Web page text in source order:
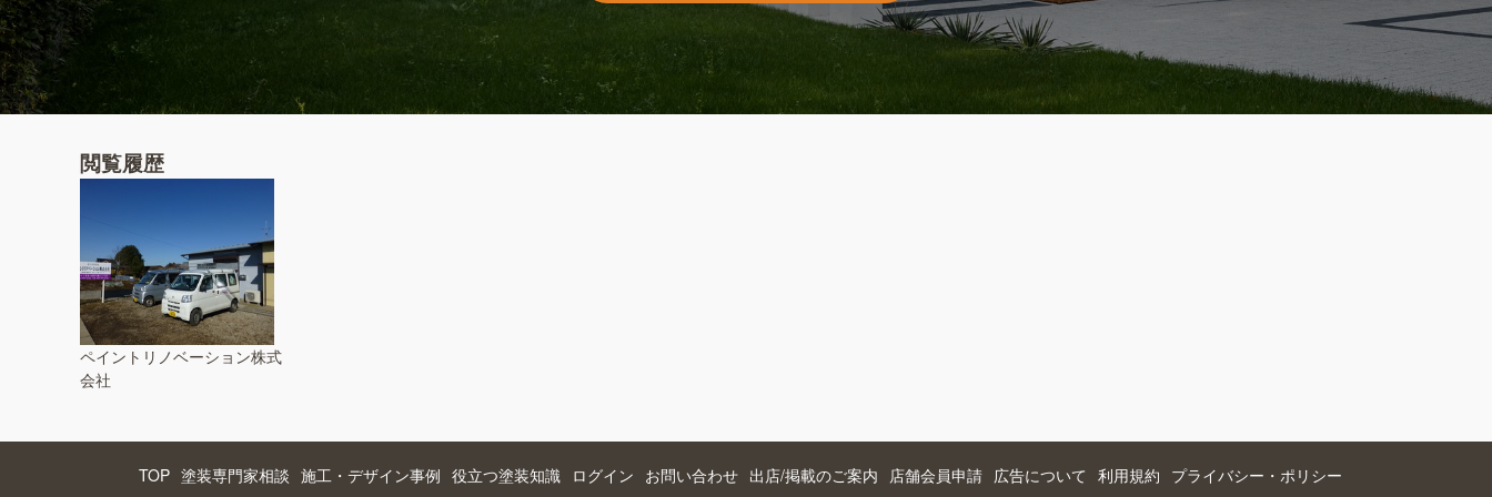
閲覧履歴
ペイントリノベーション株式
会社
TOP 塗装専門家相談 施工・デザイン事例 役立つ塗装知識 ログイン お問い合わせ 出店/掲載のご案内 店舗会員申請 広告について 利用規約 プライバシー・ポリシー